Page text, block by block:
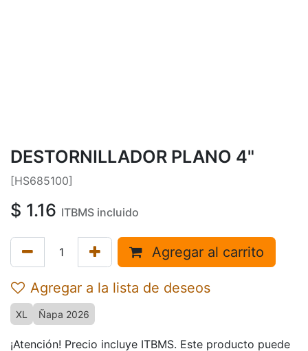
DESTORNILLADOR PLANO 4"
[HS685100]
$ 1.16 ITBMS incluido
Agregar al carrito
Agregar a la lista de deseos
XL Ñapa 2026
¡Atención! Precio incluye ITBMS. Este producto puede